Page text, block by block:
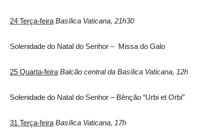
24 Terça-feira Basílica Vaticana, 21h30
Solenidade do Natal do Senhor – Missa do Galo
25 Quarta-feira Balcão central da Basílica Vaticana, 12h
Solenidade do Natal do Senhor – Bênção “Urbi et Orbi”
31 Terça-feira Basílica Vaticana, 17h